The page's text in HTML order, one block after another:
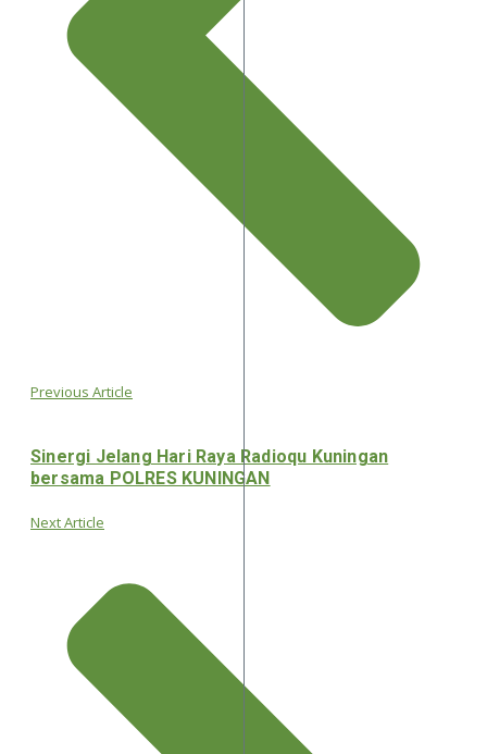
Previous Article
Sinergi Jelang Hari Raya Radioqu Kuningan
bersama POLRES KUNINGAN
Next Article